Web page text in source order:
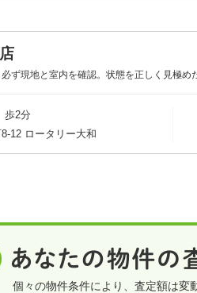
ず現地と室内を確認。状態を正しく見極め
歩2分
12 ロータリー大和
個々の物件条件により、査定額は変